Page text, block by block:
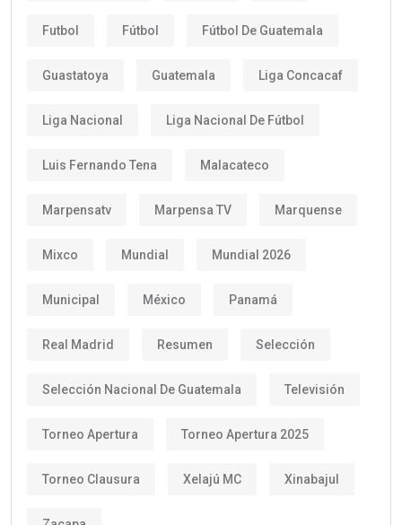
Futbol Fútbol Fútbol De Guatemala
Guastatoya Guatemala Liga Concacaf
Liga Nacional Liga Nacional De Fútbol
Luis Fernando Tena Malacateco
Marpensatv Marpensa TV Marquense
Mixco Mundial Mundial 2026
Municipal México Panamá
Real Madrid Resumen Selección
Selección Nacional De Guatemala Televisión
Torneo Apertura Torneo Apertura 2025
Torneo Clausura Xelajú MC Xinabajul